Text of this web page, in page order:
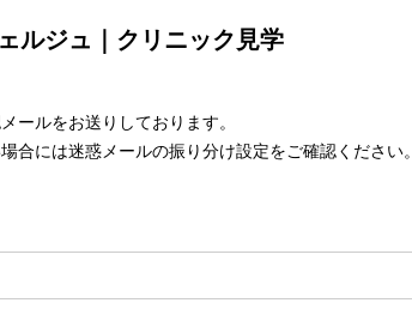
ールをお送りしております。
合には迷惑メールの振り分け設定をご確認ください。